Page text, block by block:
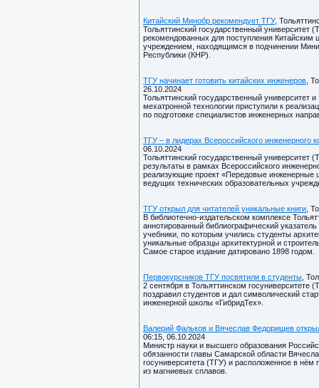
Китайский Минобр рекомендует ТГУ,
Тольяттинский государственный университет
рекомендованных для поступления
учреждением, находящимся в подчинении
Республики (КНР).
ТГУ начинает готовить китайских инженеров ,
26.10.2024
Тольяттинский государственный университет
мехатронной технологии приступили к
по подготовке специалистов инженерных
ТГУ – в лидерах Всероссийского инженерного
06.10.2024
Тольяттинский государственный
результаты в рамках Всероссийского
реализующие проект «Передовые инженерные
ведущих технических образовательных
ТГУ открыл для читателей уникальные книги ,
В библиотечно-издательском комплексе
аннотированный библиографический
учебники, по которым учились студенты
уникальные образцы архитектурной и
Самое старое издание датировано 1898 годом.
Первокурсников ТГУ посвятили в студенты ,
2 сентября в Тольяттинском
поздравил студентов и дал символический
инженерной школы «ГибридТех».
Валерий Фальков и Вячеслав Федорищев
06:15, 06.10.2024
Министр науки и высшего образования
обязанности главы Самарской области
госуниверситета (ТГУ) и расположенное в
из магниевых сплавов.